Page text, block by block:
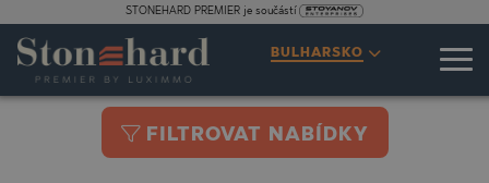
STONEHARD PREMIER je součástí
BULHARSKO
FILTROVAT NABÍDKY